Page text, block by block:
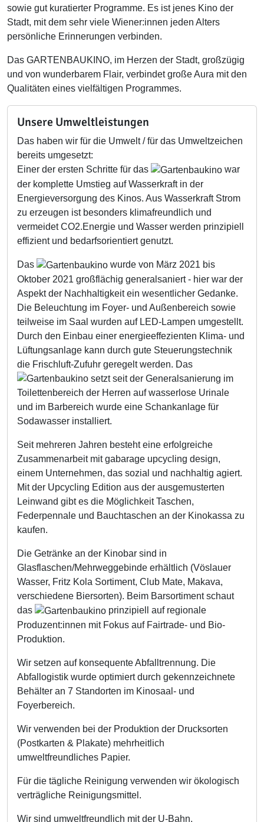
sowie gut kuratierter Programme. Es ist jenes Kino der
Stadt, mit dem sehr viele Wiener:innen jeden Alters
persönliche Erinnerungen verbinden.
Das GARTENBAUKINO, im Herzen der Stadt, großzügig
und von wunderbarem Flair, verbindet große Aura mit den
Qualitäten eines vielfältigen Programmes.
Unsere Umweltleistungen
Das haben wir für die Umwelt / für das Umweltzeichen
bereits umgesetzt:
Einer der ersten Schritte für das
war
der komplette Umstieg auf Wasserkraft in der
Energieversorgung des Kinos. Aus Wasserkraft Strom
zu erzeugen ist besonders klimafreundlich und
vermeidet CO2.Energie und Wasser werden prinzipiell
effizient und bedarfsorientiert genutzt.
Das
wurde von März 2021 bis
Oktober 2021 großflächig generalsaniert - hier war der
Aspekt der Nachhaltigkeit ein wesentlicher Gedanke.
Die Beleuchtung im Foyer- und Außenbereich sowie
teilweise im Saal wurden auf LED-Lampen umgestellt.
Durch den Einbau einer energieeffezienten Klima- und
Lüftungsanlage kann durch gute Steuerungstechnik
die Frischluft-Zufuhr geregelt werden. Das
setzt seit der Generalsanierung im
Toilettenbereich der Herren auf wasserlose Urinale
und im Barbereich wurde eine Schankanlage für
Sodawasser installiert.
Seit mehreren Jahren besteht eine erfolgreiche
Zusammenarbeit mit gabarage upcycling design,
einem Unternehmen, das sozial und nachhaltig agiert.
Mit der Upcycling Edition aus der ausgemusterten
Leinwand gibt es die Möglichkeit Taschen,
Federpennale und Bauchtaschen an der Kinokassa zu
kaufen.
Die Getränke an der Kinobar sind in
Glasflaschen/Mehrweggebinde erhältlich (Vöslauer
Wasser, Fritz Kola Sortiment, Club Mate, Makava,
verschiedene Biersorten). Beim Barsortiment schaut
das
prinzipiell auf regionale
Produzent:innen mit Fokus auf Fairtrade- und Bio-
Produktion.
Wir setzen auf konsequente Abfalltrennung. Die
Abfallogistik wurde optimiert durch gekennzeichnete
Behälter an 7 Standorten im Kinosaal- und
Foyerbereich.
Wir verwenden bei der Produktion der Drucksorten
(Postkarten & Plakate) mehrheitlich
umweltfreundliches Papier.
Für die tägliche Reinigung verwenden wir ökologisch
verträgliche Reinigungsmittel.
Wir sind umweltfreundlich mit der U-Bahn,